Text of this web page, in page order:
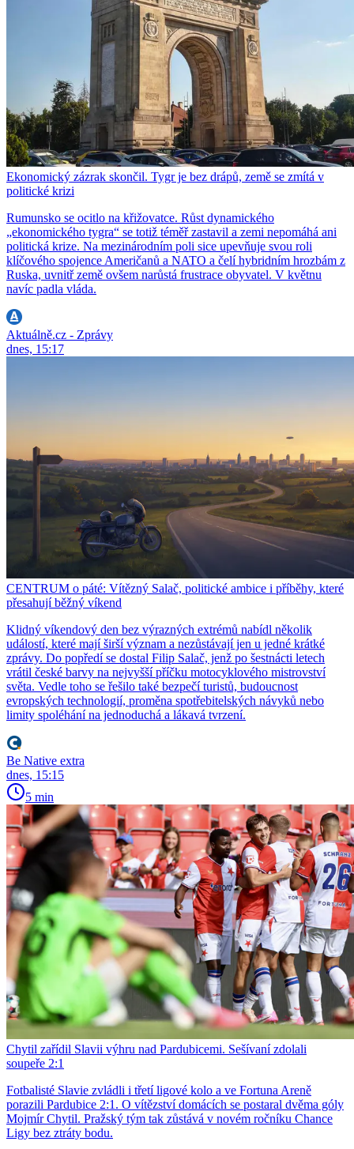
Ekonomický zázrak skončil. Tygr je bez drápů, země se zmítá v
politické krizi
Rumunsko se ocitlo na křižovatce. Růst dynamického
„ekonomického tygra“ se totiž téměř zastavil a zemi nepomáhá ani
politická krize. Na mezinárodním poli sice upevňuje svou roli
klíčového spojence Američanů a NATO a čelí hybridním hrozbám z
Ruska, uvnitř země ovšem narůstá frustrace obyvatel. V květnu
navíc padla vláda.
Aktuálně.cz - Zprávy
dnes, 15:17
CENTRUM o páté: Vítězný Salač, politické ambice i příběhy, které
přesahují běžný víkend
Klidný víkendový den bez výrazných extrémů nabídl několik
událostí, které mají širší význam a nezůstávají jen u jedné krátké
zprávy. Do popředí se dostal Filip Salač, jenž po šestnácti letech
vrátil české barvy na nejvyšší příčku motocyklového mistrovství
světa. Vedle toho se řešilo také bezpečí turistů, budoucnost
evropských technologií, proměna spotřebitelských návyků nebo
limity spoléhání na jednoduchá a lákavá tvrzení.
Be Native extra
dnes, 15:15
5 min
Chytil zařídil Slavii výhru nad Pardubicemi. Sešívaní zdolali
soupeře 2:1
Fotbalisté Slavie zvládli i třetí ligové kolo a ve Fortuna Areně
porazili Pardubice 2:1. O vítězství domácích se postaral dvěma góly
Mojmír Chytil. Pražský tým tak zůstává v novém ročníku Chance
Ligy bez ztráty bodu.